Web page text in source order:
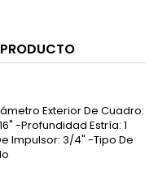
Exterior De Cuadro:
-Profundidad Estría: 1
Impulsor: 3/4" -Tipo De